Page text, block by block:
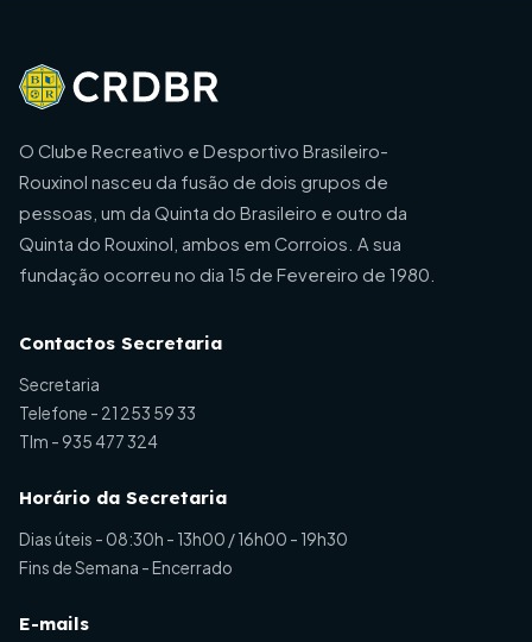
O Clube Recreativo e Desportivo Brasileiro-
Rouxinol nasceu da fusão de dois grupos de
pessoas, um da Quinta do Brasileiro e outro da
Quinta do Rouxinol, ambos em Corroios. A sua
fundação ocorreu no dia 15 de Fevereiro de 1980.
Contactos Secretaria
Secretaria
Telefone - 21 253 59 33
Tlm - 935 477 324
Horário da Secretaria
Dias úteis - 08:30h - 13h00 / 16h00 - 19h30
Fins de Semana - Encerrado
E-mails